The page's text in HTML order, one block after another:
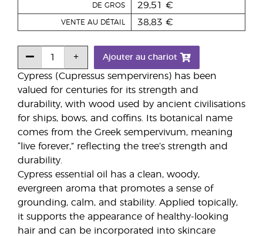
Cypress (Cupressus sempervirens) has been
valued for centuries for its strength and
durability, with wood used by ancient civilisations
for ships, bows, and coffins. Its botanical name
comes from the Greek sempervivum, meaning
“live forever,” reflecting the tree’s strength and
durability.
Cypress essential oil has a clean, woody,
evergreen aroma that promotes a sense of
grounding, calm, and stability. Applied topically,
it supports the appearance of healthy-looking
hair and can be incorporated into skincare
DE GROS 29,51 €
VENTE AU DÉTAIL 38,83 €
Ajouter au chariot